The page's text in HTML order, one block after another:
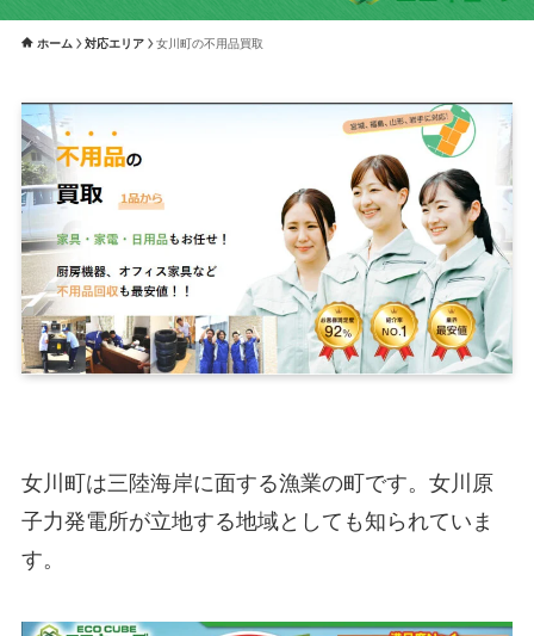
ホーム 対応エリア 女川町の不用品買取
女川町は三陸海岸に面する漁業の町です。女川原
子力発電所が立地する地域としても知られていま
す。